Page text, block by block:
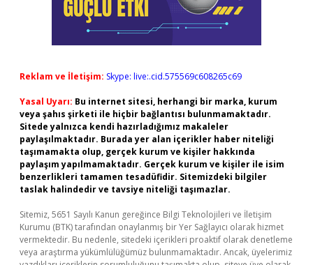
Reklam ve İletişim: Skype: live:.cid.575569c608265c69
Yasal Uyarı: Bu internet sitesi, herhangi bir marka, kurum
veya şahıs şirketi ile hiçbir bağlantısı bulunmamaktadır.
Sitede yalnızca kendi hazırladığımız makaleler
paylaşılmaktadır. Burada yer alan içerikler haber niteliği
taşımamakta olup, gerçek kurum ve kişiler hakkında
paylaşım yapılmamaktadır. Gerçek kurum ve kişiler ile isim
benzerlikleri tamamen tesadüfidir. Sitemizdeki bilgiler
taslak halindedir ve tavsiye niteliği taşımazlar.
Sitemiz, 5651 Sayılı Kanun gereğince Bilgi Teknolojileri ve İletişim
Kurumu (BTK) tarafından onaylanmış bir Yer Sağlayıcı olarak hizmet
vermektedir. Bu nedenle, sitedeki içerikleri proaktif olarak denetleme
veya araştırma yükümlülüğümüz bulunmamaktadır. Ancak, üyelerimiz